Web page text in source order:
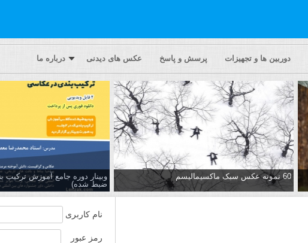
دوربین ها و تجهیزات پرسش و پاسخ عکس های دیدنی درباره ما
60 نمونه عکس سبک ماکسیمالیسم
وبینار دوره جامع آموزش تركيب
ضبط شده)
نام کاربری
رمز عبور